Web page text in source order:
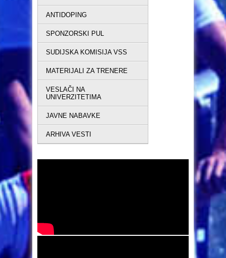
ANTIDOPING
SPONZORSKI PUL
SUDIJSKA KOMISIJA VSS
MATERIJALI ZA TRENERE
VESLAČI NA
UNIVERZITETIMA
JAVNE NABAVKE
ARHIVA VESTI